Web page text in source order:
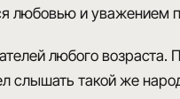
любовью и уважением
любого
слышать такой же